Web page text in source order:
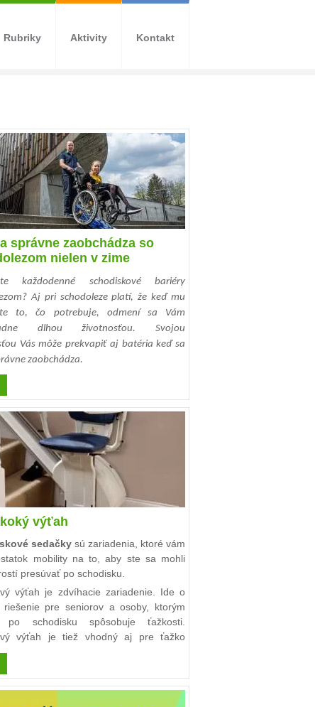
správne zaobchádza so
nielen v zime
každodenné schodiskové bariéry
Aj pri schodoleze platí, že keď mu
to, čo potrebuje, odmení sa Vám
dlhou životnosťou. Svojou
Vás môže prekvapiť aj batéria keď sa
zaobchádza.
výťah
sedačky sú zariadenia, ktoré vám
mobility na to, aby ste sa mohli
presúvať po schodisku.
výťah je zdvíhacie zariadenie. Ide o
riešenie pre seniorov a osoby, ktorým
po schodisku spôsobuje ťažkosti.
výťah je tiež vhodný aj pre ťažko
postihnutých.
Rubriky Aktivity Kontakt